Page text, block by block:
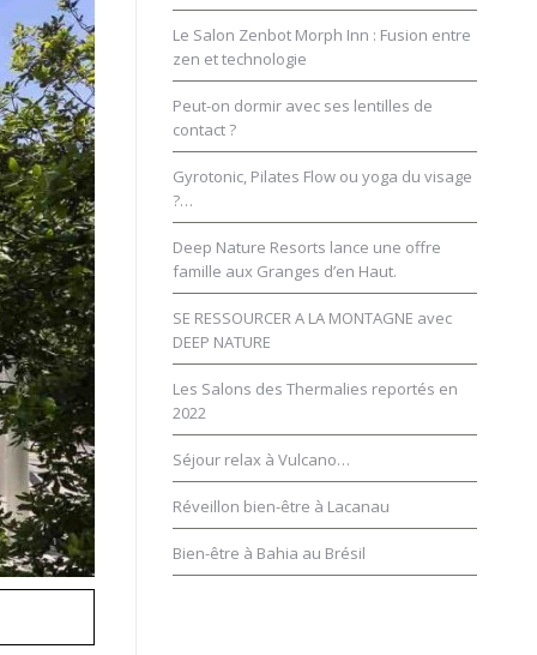
Le Salon Zenbot Morph Inn : Fusion entre
zen et technologie
Peut-on dormir avec ses lentilles de
contact ?
Gyrotonic, Pilates Flow ou yoga du visage
?…
Deep Nature Resorts lance une offre
famille aux Granges d’en Haut.
SE RESSOURCER A LA MONTAGNE avec
DEEP NATURE
Les Salons des Thermalies reportés en
2022
Séjour relax à Vulcano…
Réveillon bien-être à Lacanau
Bien-être à Bahia au Brésil